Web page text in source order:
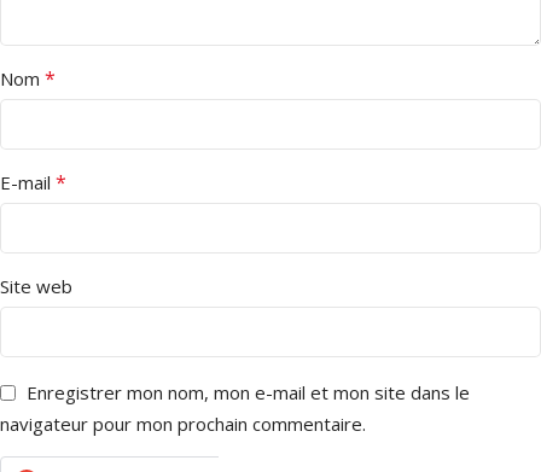
Nom *
E-mail *
Site web
Enregistrer mon nom, mon e-mail et mon site dans le
navigateur pour mon prochain commentaire.